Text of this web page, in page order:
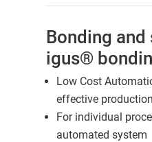
Bonding
igus®
Low Cost
effective production
For individual
automated system